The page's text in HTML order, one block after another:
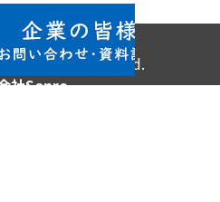
All Rights Reserved.
社Senro